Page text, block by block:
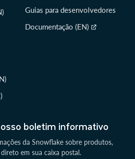
boletim informativo
da Snowflake sobre produtos,
em sua caixa postal.
Guias para desenvolvedores
Documentação (EN)